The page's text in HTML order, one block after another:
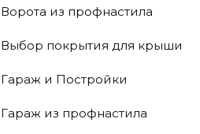
Ворота из профнастила
Выбор покрытия для крыши
Гараж и Постройки
Гараж из профнастила